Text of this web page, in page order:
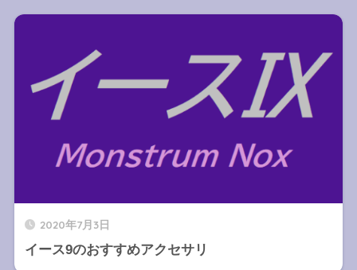
2020年7月3日
イース9のおすすめアクセサリ